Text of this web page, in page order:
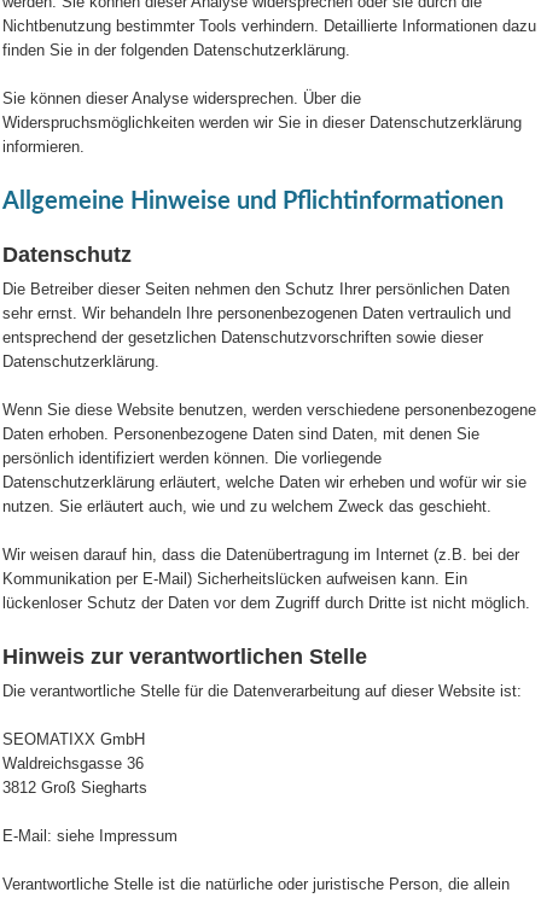
Nichtbenutzung bestimmter Tools verhindern. Detaillierte Informationen dazu
finden Sie in der folgenden Datenschutzerklärung.
Sie können dieser Analyse widersprechen. Über die
Widerspruchsmöglichkeiten werden wir Sie in dieser Datenschutzerklärung
informieren.
Allgemeine Hinweise und Pflichtinformationen
Datenschutz
Die Betreiber dieser Seiten nehmen den Schutz Ihrer persönlichen Daten
sehr ernst. Wir behandeln Ihre personenbezogenen Daten vertraulich und
entsprechend der gesetzlichen Datenschutzvorschriften sowie dieser
Datenschutzerklärung.
Wenn Sie diese Website benutzen, werden verschiedene personenbezogene
Daten erhoben. Personenbezogene Daten sind Daten, mit denen Sie
persönlich identifiziert werden können. Die vorliegende
Datenschutzerklärung erläutert, welche Daten wir erheben und wofür wir sie
nutzen. Sie erläutert auch, wie und zu welchem Zweck das geschieht.
Wir weisen darauf hin, dass die Datenübertragung im Internet (z.B. bei der
Kommunikation per E-Mail) Sicherheitslücken aufweisen kann. Ein
lückenloser Schutz der Daten vor dem Zugriff durch Dritte ist nicht möglich.
Hinweis zur verantwortlichen Stelle
Die verantwortliche Stelle für die Datenverarbeitung auf dieser Website ist:
SEOMATIXX GmbH
Waldreichsgasse 36
3812 Groß Siegharts
E-Mail: siehe Impressum
Verantwortliche Stelle ist die natürliche oder juristische Person, die allein